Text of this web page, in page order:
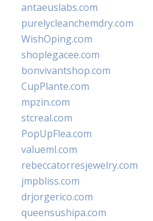
antaeuslabs.com
purelycleanchemdry.com
WishOping.com
shoplegacee.com
bonvivantshop.com
CupPlante.com
mpzin.com
stcreal.com
PopUpFlea.com
valueml.com
rebeccatorresjewelry.com
jmpbliss.com
drjorgerico.com
queensushipa.com